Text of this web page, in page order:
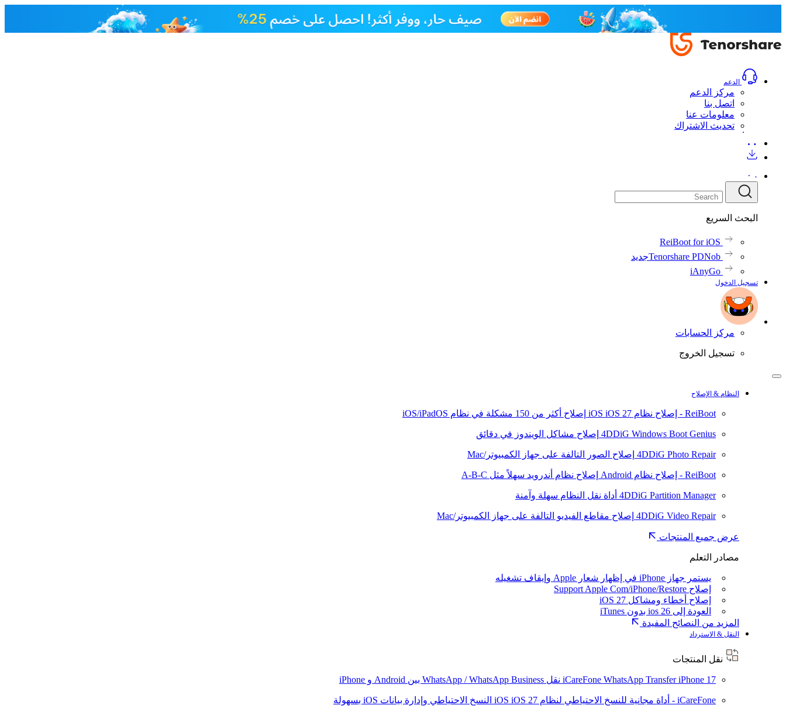
الدعم
مركز الدعم
اتصل بنا
معلومات عنا
تحديث الاشتراك
البحث السريع
ReiBoot for iOS
Tenorshare PDNobجديد
iAnyGo
تسجيل الدخول
مركز الحسابات
تسجيل الخروج
النظام & الإصلاح
ReiBoot - إصلاح نظام iOS iOS 27 إصلاح أكثر من 150 مشكلة في نظام iOS/iPadOS
4DDiG Windows Boot Genius إصلاح مشاكل الويندوز في دقائق
4DDiG Photo Repair إصلاح الصور التالفة على جهاز الكمبيوتر/Mac
ReiBoot - إصلاح نظام Android إصلاح نظام أندرويد سهلاً مثل A-B-C
4DDiG Partition Manager أداة نقل النظام سهلة وآمنة
4DDiG Video Repair إصلاح مقاطع الفيديو التالفة على جهاز الكمبيوتر/Mac
عرض جميع المنتجات
مصادر التعلم
يستمر جهاز iPhone في إظهار شعار Apple وإيقاف تشغيله
إصلاح Support Apple Com/iPhone/Restore
إصلاح أخطاء ومشاكل iOS 27
العودة إلى ios 26 بدون iTunes
المزيد من النصائح المفيدة
النقل & الاسترداد
نقل المنتجات
iCareFone WhatsApp TransferiPhone 17 نقل WhatsApp / WhatsApp Business بين Android و iPhone
iCareFone - أداة مجانية للنسخ الاحتياطي لنظام iOS iOS 27 النسخ الاحتياطي وإدارة بيانات iOS بسهولة